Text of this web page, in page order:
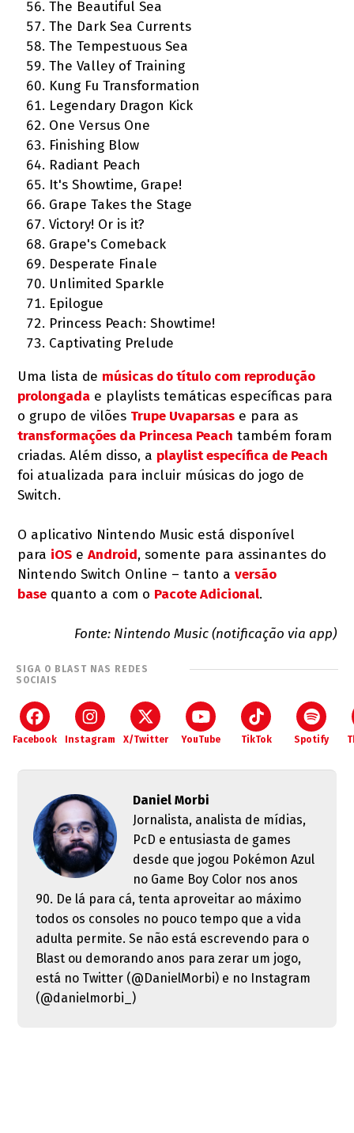
The Beautiful Sea
The Dark Sea Currents
The Tempestuous Sea
The Valley of Training
Kung Fu Transformation
Legendary Dragon Kick
One Versus One
Finishing Blow
Radiant Peach
It's Showtime, Grape!
Grape Takes the Stage
Victory! Or is it?
Grape's Comeback
Desperate Finale
Unlimited Sparkle
Epilogue
Princess Peach: Showtime!
Captivating Prelude
Uma lista de músicas do título com reprodução
prolongada e playlists temáticas específicas para
o grupo de vilões Trupe Uvaparsas e para as
transformações da Princesa Peach também foram
criadas. Além disso, a playlist específica de Peach
foi atualizada para incluir músicas do jogo de
Switch.
O aplicativo Nintendo Music está disponível
para iOS eAndroid, somente para assinantes do
Nintendo Switch Online – tanto aversão
base quanto a com o Pacote Adicional.
Fonte: Nintendo Music (notificação via app)
SIGA O BLAST NAS REDES
SOCIAIS
Facebook Instagram X/Twitter YouTube TikTok Spotify
Daniel Morbi
Jornalista, analista de mídias,
PcD e entusiasta de games
desde que jogou Pokémon Azul
no Game Boy Color nos anos
90. De lá para cá, tenta aproveitar ao máximo
todos os consoles no pouco tempo que a vida
adulta permite. Se não está escrevendo para o
Blast ou demorando anos para zerar um jogo,
está no Twitter (@DanielMorbi) e no Instagram
(@danielmorbi_)